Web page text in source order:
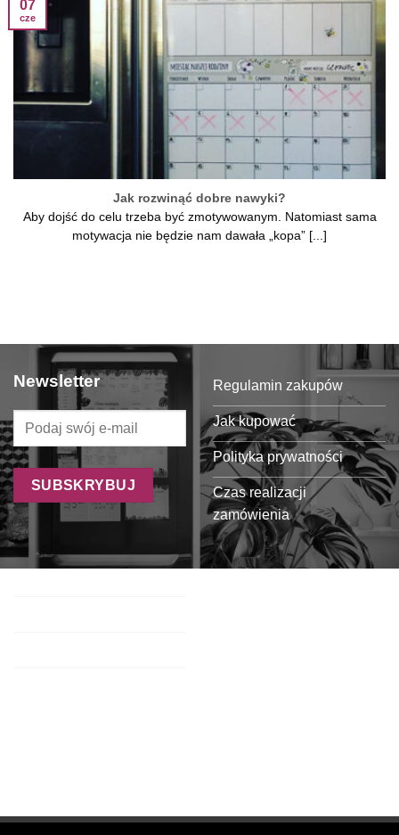
Jak rozwinąć dobre nawyki?
Aby dojść do celu trzeba być zmotywowanym. Natomiast sama
motywacja nie będzie nam dawała „kopa” [...]
07
cze
Newsletter Regulamin zakupów
Jak kupować
Polityka prywatności
Czas realizacji
zamówienia